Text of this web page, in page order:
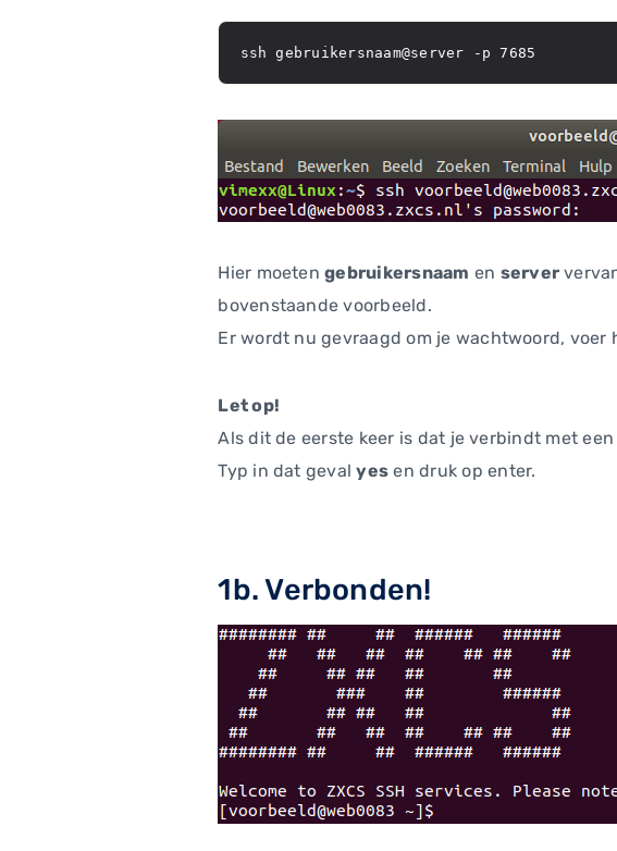
ssh gebruikersnaam@server -p 7685
Hier moetengebruikersnaam en server
bovenstaande voorbeeld.
Er wordt nu gevraagd om je wachtwoord,
Let op!
Als dit de eerste keer is dat je verbindt met
Typ in dat gevalyes en druk op enter.
1b. Verbonden!